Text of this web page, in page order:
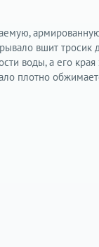
вшит тросик
воды, а его края
плотно